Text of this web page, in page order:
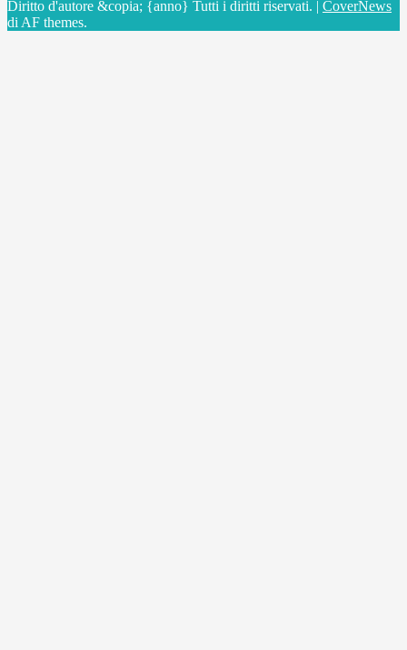
Diritto d'autore &copia; {anno} Tutti i diritti riservati. | CoverNews
di AF themes.